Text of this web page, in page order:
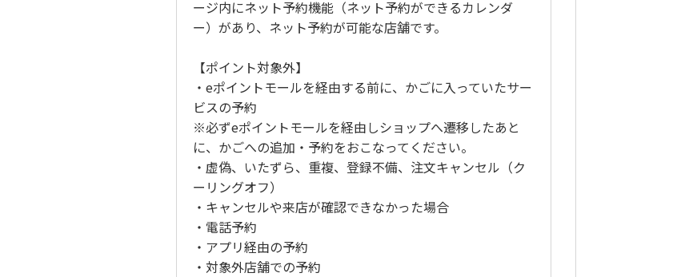
ージ内にネット予約機能（ネット予約ができるカレンダ
ー）があり、ネット予約が可能な店舗です。
【ポイント対象外】
・eポイントモールを経由する前に、かごに入っていたサー
ビスの予約
※必ずeポイントモールを経由しショップへ遷移したあと
に、かごへの追加・予約をおこなってください。
・虚偽、いたずら、重複、登録不備、注文キャンセル（ク
ーリングオフ）
・キャンセルや来店が確認できなかった場合
・電話予約
・アプリ経由の予約
・対象外店舗での予約